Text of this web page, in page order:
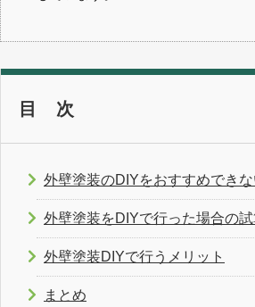
目 次
外壁塗装のDIYをおすすめでき
外壁塗装をDIYで行った場合の
外壁塗装DIYで行うメリット
まとめ